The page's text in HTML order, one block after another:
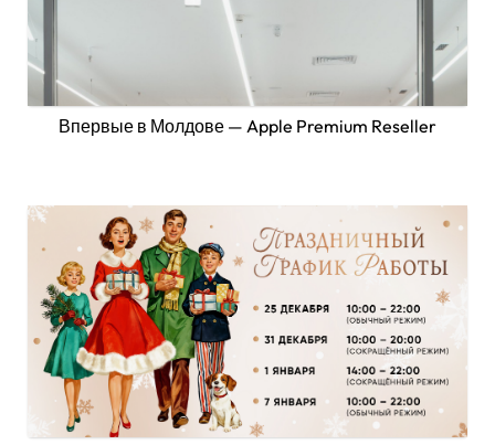
Впервые в Молдове — Apple Premium Reseller